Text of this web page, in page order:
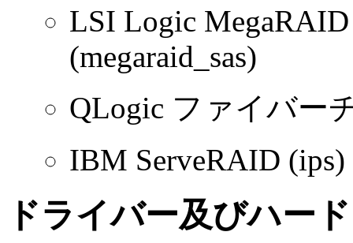
LSI Logic
(megaraid_sas)
QLogic ファイバー
IBM ServeRAID (ips)
ドライバー及びハー